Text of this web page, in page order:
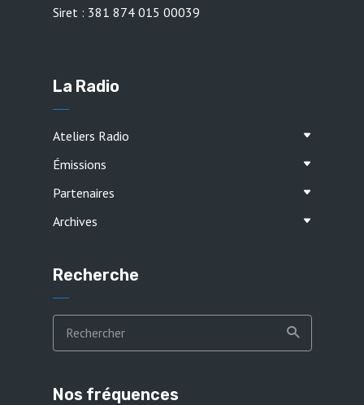
Siret : 381 874 015 00039
La Radio
Ateliers Radio
Émissions
Partenaires
Archives
Recherche
Nos fréquences